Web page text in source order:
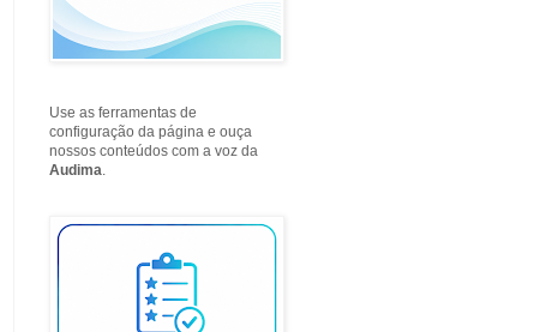
Use as ferramentas de
configuração da página e ouça
nossos conteúdos com a voz da
Audima.